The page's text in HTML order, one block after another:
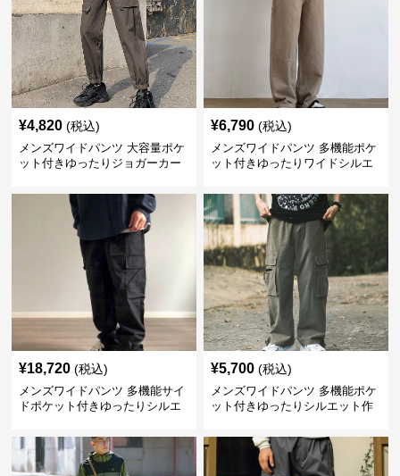
¥4,820 (税込)
メンズワイドパンツ 大容量ポケ
ット付きゆったりジョガーカー
¥6,790 (税込)
メンズワイドパンツ 多機能ポケ
ット付きゆったりワイドシルエ
¥18,720 (税込)
メンズワイドパンツ 多機能サイ
ドポケット付きゆったりシルエ
¥5,700 (税込)
メンズワイドパンツ 多機能ポケ
ット付きゆったりシルエット作